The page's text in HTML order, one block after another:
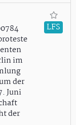
im
der
Juni
der
LFS